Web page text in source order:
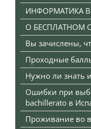
ИНФОРМАТИКА
О БЕСПЛАТНОМ
Вы зачислены,
Проходные
Нужно ли знать
Ошибки при
bachillerato в
Проживание во